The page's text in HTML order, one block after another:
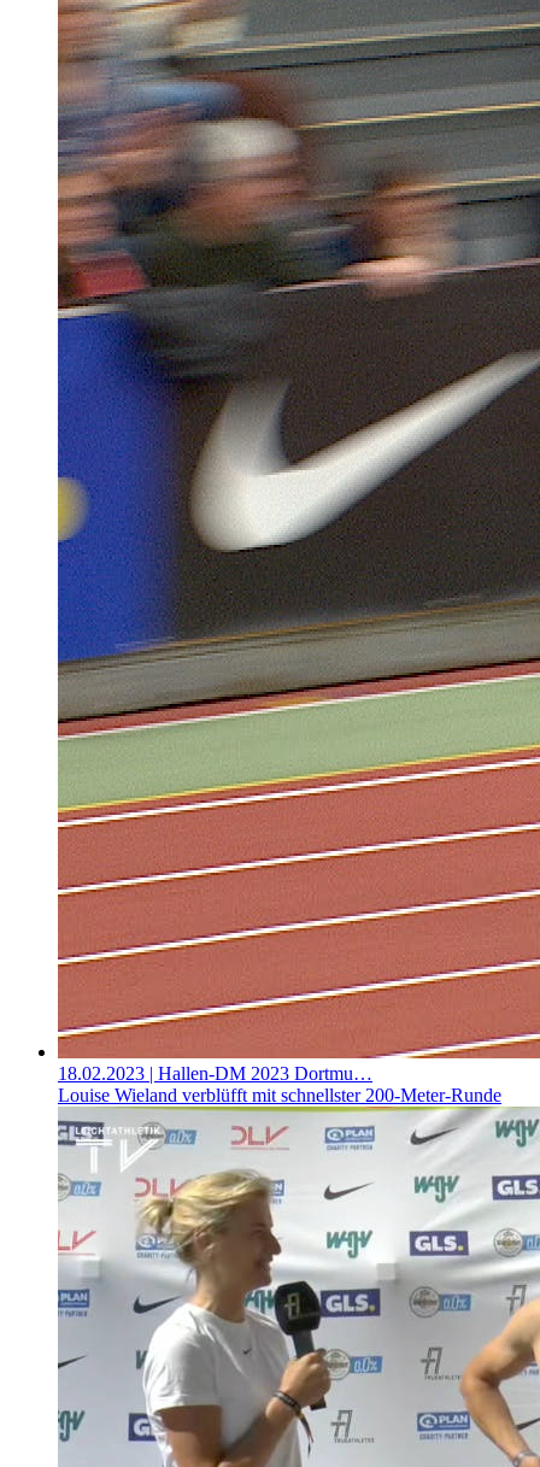
18.02.2023 | Hallen-DM 2023 Dortmu…
Louise Wieland verblüfft mit schnellster 200-Meter-Runde